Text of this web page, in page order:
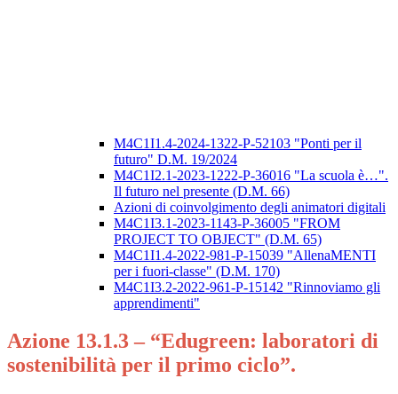
M4C1I1.4-2024-1322-P-52103 "Ponti per il
futuro" D.M. 19/2024
M4C1I2.1-2023-1222-P-36016 "La scuola è…".
Il futuro nel presente (D.M. 66)
Azioni di coinvolgimento degli animatori digitali
M4C1I3.1-2023-1143-P-36005 "FROM
PROJECT TO OBJECT" (D.M. 65)
M4C1I1.4-2022-981-P-15039 "AllenaMENTI
per i fuori-classe" (D.M. 170)
M4C1I3.2-2022-961-P-15142 "Rinnoviamo gli
apprendimenti"
Azione 13.1.3 – “Edugreen: laboratori di
sostenibilità per il primo ciclo”.